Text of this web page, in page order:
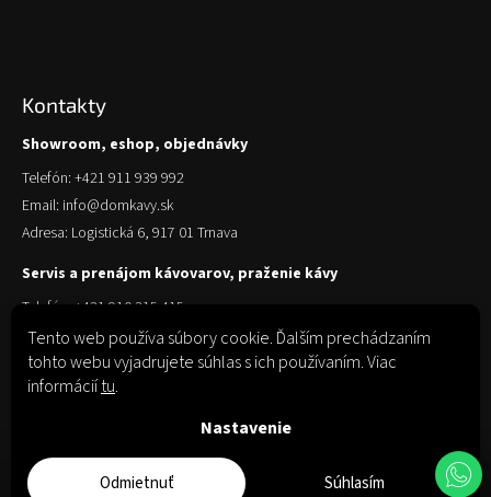
Tento web používa súbory cookie. Ďalším prechádzaním
tohto webu vyjadrujete súhlas s ich používaním. Viac
informáciítu.
Nastavenie
Odmietnuť Súhlasím
Kontakty
Showroom, eshop, objednávky
Telefón: +421 911 939 992
Email: info@domkavy.sk
Adresa: Logistická 6, 917 01 Trnava
Servis a prenájom kávovarov, praženie kávy
Telefón: +421 910 315 415
Email: obchod@domkavy.sk
Adresa: Logistická 6, 917 01 Trnava